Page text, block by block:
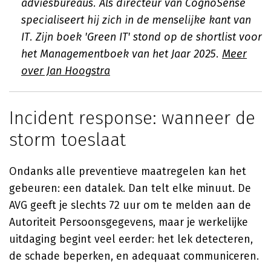
adviesbureaus. Als directeur van CognoSense
specialiseert hij zich in de menselijke kant van
IT. Zijn boek 'Green IT' stond op de shortlist voor
het Managementboek van het Jaar 2025. Meer
over Jan Hoogstra
Incident response: wanneer de
storm toeslaat
Ondanks alle preventieve maatregelen kan het
gebeuren: een datalek. Dan telt elke minuut. De
AVG geeft je slechts 72 uur om te melden aan de
Autoriteit Persoonsgegevens, maar je werkelijke
uitdaging begint veel eerder: het lek detecteren,
de schade beperken, en adequaat communiceren.